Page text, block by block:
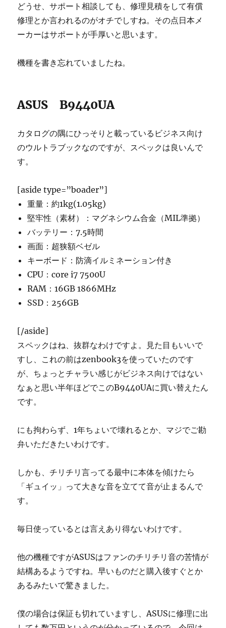
どうせ、サポート相談しても、修理見積をして有償
修理とか言われるのがオチでしすね。その点日本メ
ーカーはサポートが手厚いと思います。
機種を書き忘れていましたね。
ASUS B9440UA
カタログの隅にひっそりと載っているビジネス向け
のウルトラブックなのですが、スペックは良いんで
す。
[aside type=”boader”]
重量：約1kg(1.05kg)
堅牢性（素材）：マグネシウム合金（MIL準拠）
バッテリー：7.5時間
画面：超狭額ベゼル
キーボード：防滴イルミネーション付き
CPU：core i7 7500U
RAM：16GB 1866MHz
SSD：256GB
[/aside]
スペックはね、抜群なわけですよ。見た目もいいで
すし、これの前はzenbook3を使っていたのです
が、ちょっとチャラい感じがビジネス向けではない
なぁと思い半年ほどでこのB9440UAに買い替えたん
です。
にも拘わらず、1年ちょいで壊れるとか、マジでご勘
弁いただきたいわけです。
しかも、チリチリ言ってる最中に本体を傾けたら
「ギュイッ」って大きな音を立てて音が止まるんで
す。
毎日使っているとは言えあり得ないわけです。
他の機種ですがASUSはファンのチリチリ音の苦情が
結構あるようですね。早いものだと購入後すぐとか
あるみたいで驚きました。
僕の場合は保証も切れていますし、ASUSに修理に出